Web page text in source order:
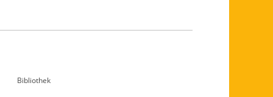
Bibliothek